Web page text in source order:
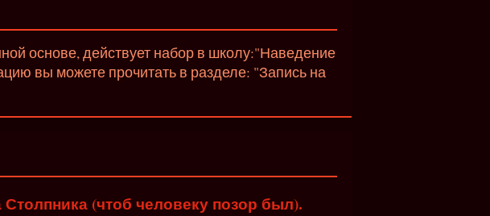
основе, действует набор в школу:"Наведение
вы можете прочитать в разделе: "Запись на
(чтоб человеку позор был).